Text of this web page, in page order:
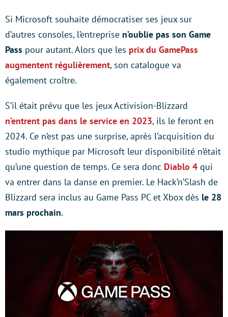
Si Microsoft souhaite démocratiser ses jeux sur
d’autres consoles, l’entreprise n’oublie pas son Game
Pass pour autant. Alors que les prix du GamePass
augmentent régulièrement, son catalogue va
également croître.
S’il était prévu que les jeux Activision-Blizzard
n’entrent pas dans le service en 2023, ils le feront en
2024. Ce n’est pas une surprise, après l’acquisition du
studio mythique par Microsoft leur disponibilité n’était
qu’une question de temps. Ce sera donc Diablo 4 qui
va entrer dans la danse en premier. Le Hack’n’Slash de
Blizzard sera inclus au Game Pass PC et Xbox dès le 28
mars prochain.